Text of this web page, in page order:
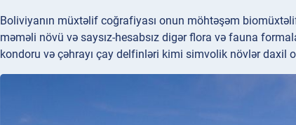
Boliviyanın müxtəlif coğrafiyası onun möhtəşəm
məməli növü və saysız-hesabsız digər flora və fauna
kondoru və çəhrayı çay delfinləri kimi simvolik növlər daxil